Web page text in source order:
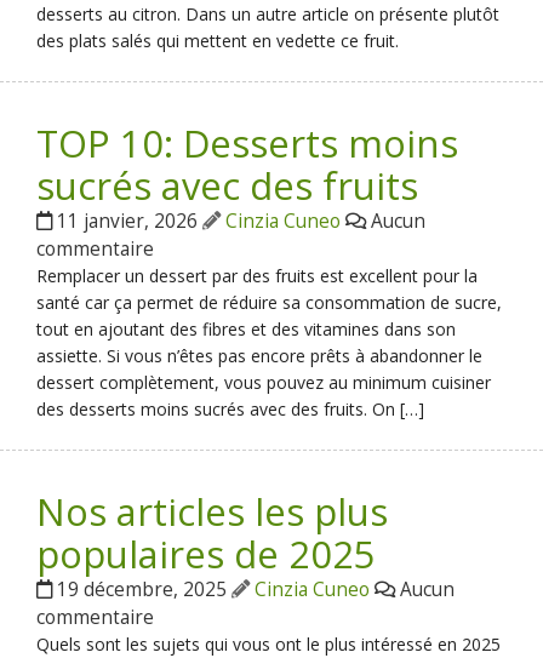
desserts au citron. Dans un autre article on présente plutôt
des plats salés qui mettent en vedette ce fruit.
TOP 10: Desserts moins
sucrés avec des fruits
11 janvier, 2026 Cinzia Cuneo
Aucun
commentaire
Remplacer un dessert par des fruits est excellent pour la
santé car ça permet de réduire sa consommation de sucre,
tout en ajoutant des fibres et des vitamines dans son
assiette. Si vous n’êtes pas encore prêts à abandonner le
dessert complètement, vous pouvez au minimum cuisiner
des desserts moins sucrés avec des fruits. On […]
Nos articles les plus
populaires de 2025
19 décembre, 2025 Cinzia Cuneo
Aucun
commentaire
Quels sont les sujets qui vous ont le plus intéressé en 2025